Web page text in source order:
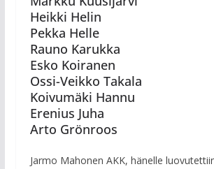
Heikki Helin
Pekka Helle
Rauno Karukka
Esko Koiranen
Ossi-Veikko Takala
Koivumäki Hannu
Erenius Juha
Arto Grönroos
Jarmo Mahonen AKK, hänelle